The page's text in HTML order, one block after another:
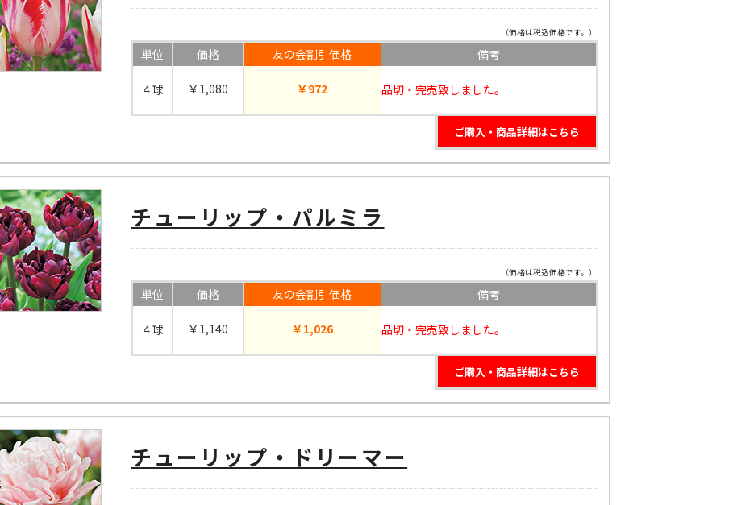
（価格は税込価格です。）
単位 価格 友の会割引価格 備考
４球 ￥1,080 ￥972 品切・完売致しました。
ご購入・商品詳細はこちら
チューリップ・パルミラ
（価格は税込価格です。）
単位 価格 友の会割引価格 備考
４球 ￥1,140 ￥1,026 品切・完売致しました。
ご購入・商品詳細はこちら
チューリップ・ドリーマー